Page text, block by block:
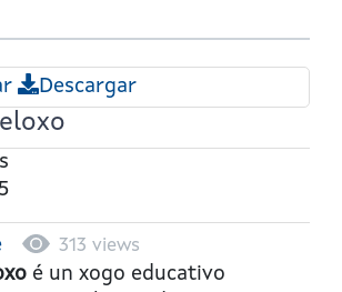
matemáticos
Descargar
about
A
313 views
é un xogo educativo